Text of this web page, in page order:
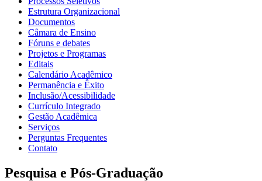
Estrutura Organizacional
Documentos
Câmara de Ensino
Fóruns e debates
Projetos e Programas
Editais
Calendário Acadêmico
Permanência e Êxito
Inclusão/Acessibilidade
Currículo Integrado
Gestão Acadêmica
Serviços
Perguntas Frequentes
Contato
Pesquisa e Pós-Graduação